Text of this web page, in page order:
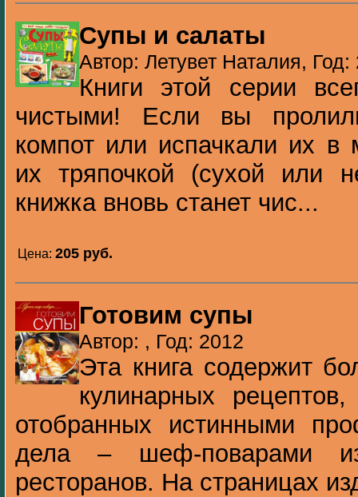
Супы и салаты
Автор: Летувет Наталия, Год:
Книги этой серии
чистыми! Если вы
компот или испачкали их в
их тряпочкой (сухой или
книжка вновь станет чис...
Цена: 205 pуб.
Готовим супы
Автор: , Год: 2012
Эта книга содержит
кулинарных
отобранных истинными
дела – шеф-поварами
ресторанов. На страницах